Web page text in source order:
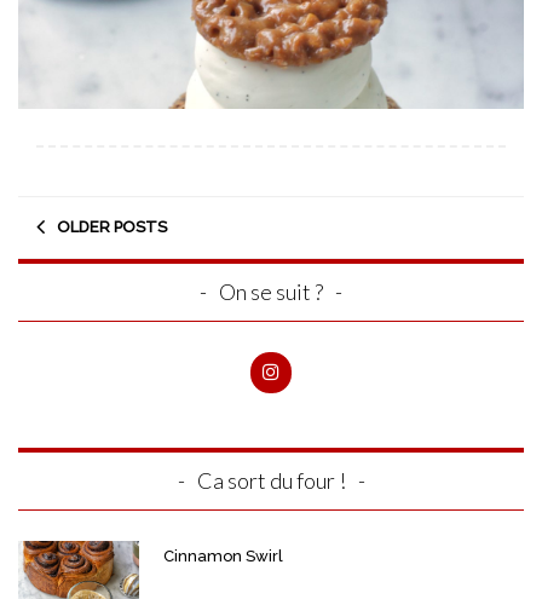
OLDER POSTS
On se suit ?
Ca sort du four !
Cinnamon Swirl